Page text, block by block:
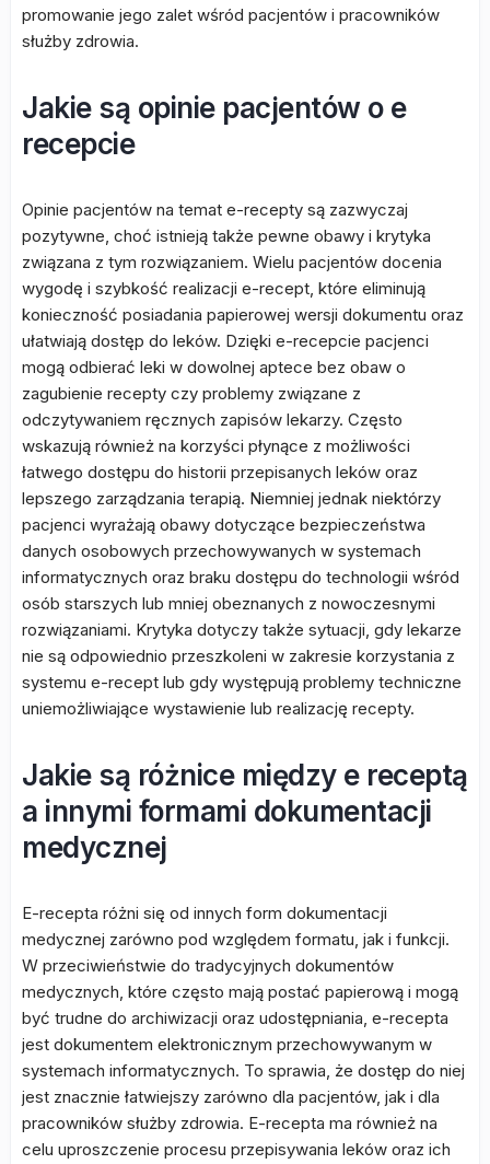
promowanie jego zalet wśród pacjentów i pracowników
służby zdrowia.
Jakie są opinie pacjentów o e
recepcie
Opinie pacjentów na temat e-recepty są zazwyczaj
pozytywne, choć istnieją także pewne obawy i krytyka
związana z tym rozwiązaniem. Wielu pacjentów docenia
wygodę i szybkość realizacji e-recept, które eliminują
konieczność posiadania papierowej wersji dokumentu oraz
ułatwiają dostęp do leków. Dzięki e-recepcie pacjenci
mogą odbierać leki w dowolnej aptece bez obaw o
zagubienie recepty czy problemy związane z
odczytywaniem ręcznych zapisów lekarzy. Często
wskazują również na korzyści płynące z możliwości
łatwego dostępu do historii przepisanych leków oraz
lepszego zarządzania terapią. Niemniej jednak niektórzy
pacjenci wyrażają obawy dotyczące bezpieczeństwa
danych osobowych przechowywanych w systemach
informatycznych oraz braku dostępu do technologii wśród
osób starszych lub mniej obeznanych z nowoczesnymi
rozwiązaniami. Krytyka dotyczy także sytuacji, gdy lekarze
nie są odpowiednio przeszkoleni w zakresie korzystania z
systemu e-recept lub gdy występują problemy techniczne
uniemożliwiające wystawienie lub realizację recepty.
Jakie są różnice między e receptą
a innymi formami dokumentacji
medycznej
E-recepta różni się od innych form dokumentacji
medycznej zarówno pod względem formatu, jak i funkcji.
W przeciwieństwie do tradycyjnych dokumentów
medycznych, które często mają postać papierową i mogą
być trudne do archiwizacji oraz udostępniania, e-recepta
jest dokumentem elektronicznym przechowywanym w
systemach informatycznych. To sprawia, że dostęp do niej
jest znacznie łatwiejszy zarówno dla pacjentów, jak i dla
pracowników służby zdrowia. E-recepta ma również na
celu uproszczenie procesu przepisywania leków oraz ich